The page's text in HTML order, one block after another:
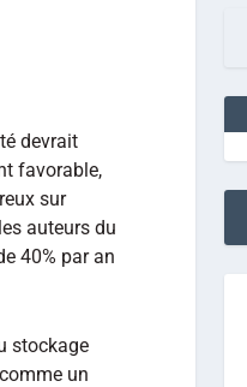
devrait
favorable,
sur
auteurs du
40% par an
stockage
un